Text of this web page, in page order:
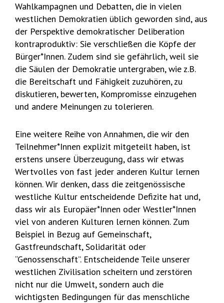
Wahlkampagnen und Debatten, die in vielen
westlichen Demokratien üblich geworden sind, aus
der Perspektive demokratischer Deliberation
kontraproduktiv: Sie verschließen die Köpfe der
Bürger*Innen. Zudem sind sie gefährlich, weil sie
die Säulen der Demokratie untergraben, wie z.B.
die Bereitschaft und Fähigkeit zuzuhören, zu
diskutieren, bewerten, Kompromisse einzugehen
und andere Meinungen zu tolerieren.
Eine weitere Reihe von Annahmen, die wir den
Teilnehmer*Innen explizit mitgeteilt haben, ist
erstens unsere Überzeugung, dass wir etwas
Wertvolles von fast jeder anderen Kultur lernen
können. Wir denken, dass die zeitgenössische
westliche Kultur entscheidende Defizite hat und,
dass wir als Europäer*Innen oder Westler*Innen
viel von anderen Kulturen lernen können. Zum
Beispiel in Bezug auf Gemeinschaft,
Gastfreundschaft, Solidarität oder
“Genossenschaft”. Entscheidende Teile unserer
westlichen Zivilisation scheitern und zerstören
nicht nur die Umwelt, sondern auch die
wichtigsten Bedingungen für das menschliche